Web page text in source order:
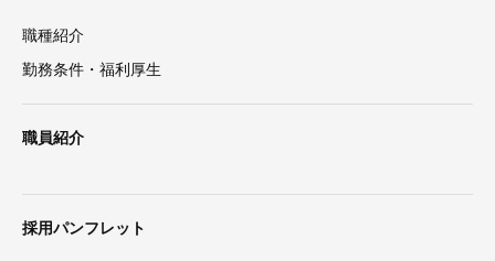
職種紹介
勤務条件・福利厚生
職員紹介
採用パンフレット